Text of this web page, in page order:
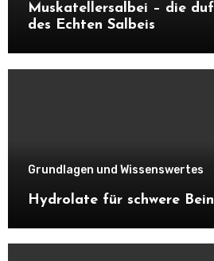
Muskatellersalbei – die
des Echten Salbeis
Grundlagen und Wissenswertes
Hydrolate für schwere